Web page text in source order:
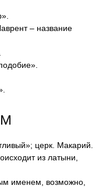
– название
М
церк. Макарий.
из латыни,
именем, возможно,